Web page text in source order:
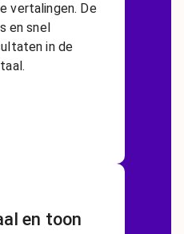
vertalingen. De
en snel
in de
en toon